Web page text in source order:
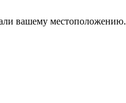
вашему местоположению.